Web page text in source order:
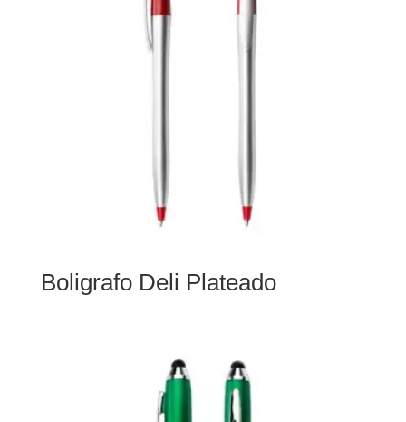
Boligrafo Deli Plateado